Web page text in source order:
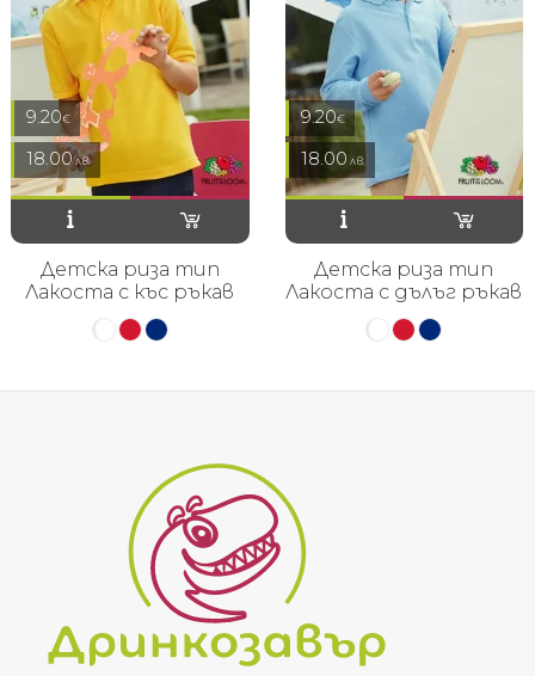
9.20€
18.00лв.
Детска риза тип
Лакоста с къс ръкав
9.20€
18.00 лв.
Детска риза тип
Лакоста с дълъг ръкав